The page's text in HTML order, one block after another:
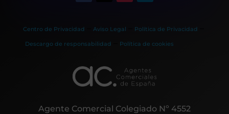
Centro de Privacidad Aviso Legal Política de Privacidad
Descargo de responsabilidad Política de cookies
Agente Comercial Colegiado Nº 4552